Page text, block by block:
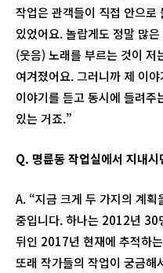
작업은 관객들이 직접 안으로
있었어요. 놀랍게도 정말 많
(웃음) 노래를 부르는 것이 저
여겨졌어요. 그러니까 제 이
이야기를 듣고 동시에 들려
있는 거죠.”
Q. 명륜동 작업실에서 지내
A. “지금 크게 두 가지의 계획
중입니다. 하나는 2012년 30
뒤인 2017년 현재에 추적하
또래 작가들의 작업이 궁금